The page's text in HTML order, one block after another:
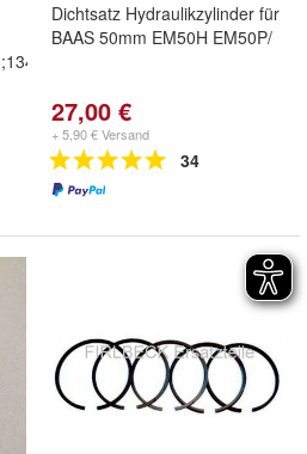
Dichtsatz Hydraulikzylinder für
BAAS 50mm EM50H EM50P/
27,00 €
+ 5,90 € Versand
34